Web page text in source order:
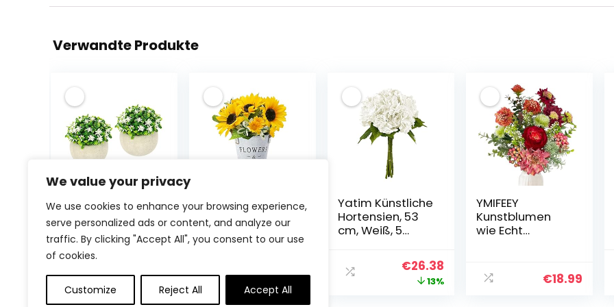
We value your privacy
We use cookies to enhance your browsing experience,
serve personalized ads or content, and analyze our
traffic. By clicking "Accept All", you consent to our use
of cookies.
Customize Reject All Accept All
Verwandte Produkte
Flair Flower Mini
Blütenbusch im
Topf Künstlich
Wachsblume
Busch Tischdeko
Mittelstück
Plastikblumen
Floristik
€ 17.99
METODIM
Künstliche
Blumen,
Sonnenblume
Pflanzen im
Topf,
Dekoblumen
€10.99
Yatim Künstliche
Hortensien, 53
cm, Weiß, 5
SeidenblumenUrsprünglicher
Preis
€26.38
Preis
13%
YMIFEEY
Kunstblumen
wie Echt
Blumenstrauß
Künstlich Rot€18.99